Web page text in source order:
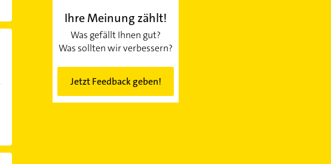
Ihre Meinung zählt!
Was gefällt Ihnen gut?
Was sollten wir verbessern?
Jetzt Feedback geben!